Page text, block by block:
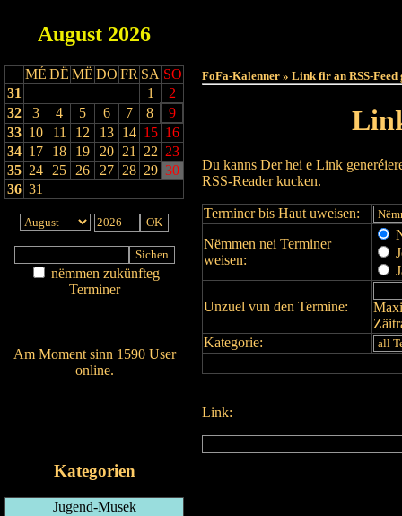
August 2026
MÉ DË MË DO FR SA SO
31
1
2
32
3 4 5 6 7 8
9
33 10 11 12 13 14 15 16
34 17 18 19 20 21 22 23
35 24 25 26 27 28 29 30
36 31
nëmmen zukünfteg
Terminer
Am Moment sinn 1590 User
online.
Kategorien
Jugend-Musek
FoFa-Kalenner » Link fir an RSS-Feed
Du kanns Der hei e Link
RSS-Reader kucken.
Terminer bis Haut uweisen:
Nëmmen nei Terminer
weisen:
Unzuel vun den Termine:
Kategorie:
Link: